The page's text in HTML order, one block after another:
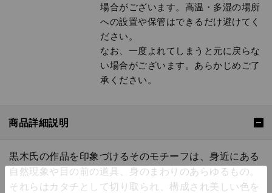
場合がございます。高温・多湿の場所
への設置や保管はできるだけ避けてく
ださい。
なお、一度よれてしまうと元に戻らな
い場合がございます。あらかじめご了
承ください。
商品詳細説明
黒木氏の作品を印象づけるそのモチーフは、身近にある
自然現象や目の前の道具、身のまわりのあらゆるもの。
それらはカタチとして切り取られ、構成され美しい色を